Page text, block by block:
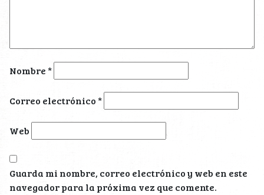
Nombre*
Correo electrónico*
Web
Guarda mi nombre, correo electrónico y web en este
navegador para la próxima vez que comente.